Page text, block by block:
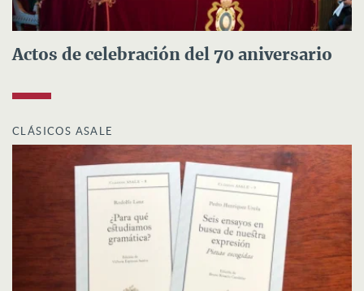
Actos de celebración del 70 aniversario
CLÁSICOS ASALE